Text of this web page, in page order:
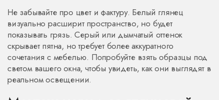
Не забывайте про цвет и фактуру. Белый глянец
визуально расширит пространство, но будет
показывать грязь. Серый или дымчатый оттенок
скрывает пятна, но требует более аккуратного
сочетания с мебелью. Попробуйте взять образцы под
светом вашего окна, чтобы увидеть, как они выглядят в
реальном освещении.